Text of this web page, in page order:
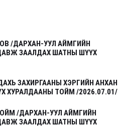
/ДАРХАН-УУЛ АЙМГИЙН
ЗААЛДАХ ШАТНЫ ШҮҮХ
ЗАХИРГААНЫ ХЭРГИЙН АНХАН
ХУРАЛДААНЫ ТОЙМ /2026.07.01/
/ДАРХАН-УУЛ АЙМГИЙН
ЗААЛДАХ ШАТНЫ ШҮҮХ